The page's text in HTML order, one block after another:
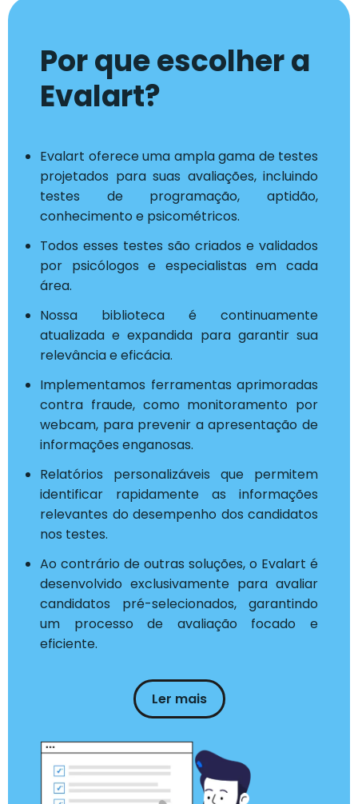
Por que escolher a
Evalart?
Evalart oferece uma ampla gama de testes
projetados para suas avaliações, incluindo
testes de programação, aptidão,
conhecimento e psicométricos.
Todos esses testes são criados e validados
por psicólogos e especialistas em cada
área.
Nossa biblioteca é continuamente
atualizada e expandida para garantir sua
relevância e eficácia.
Implementamos ferramentas aprimoradas
contra fraude, como monitoramento por
webcam, para prevenir a apresentação de
informações enganosas.
Relatórios personalizáveis que permitem
identificar rapidamente as informações
relevantes do desempenho dos candidatos
nos testes.
Ao contrário de outras soluções, o Evalart é
desenvolvido exclusivamente para avaliar
candidatos pré-selecionados, garantindo
um processo de avaliação focado e
eficiente.
Ler mais